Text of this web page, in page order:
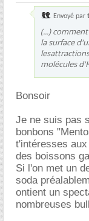
Envoyé par
(...)
la surface
molécules
Bonsoir
Je ne suis pas
bonbons
t'intéresses
des boissons
Si l'on met un
soda
ontient un
nombreuses